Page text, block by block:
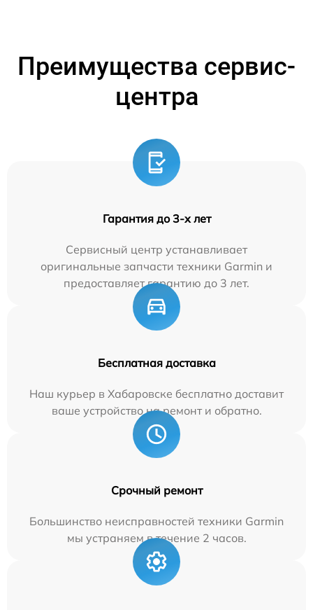
Преимущества сервис-
центра
Гарантия до 3-х лет
Сервисный центр устанавливает
оригинальные запчасти техники Garmin и
предоставляет гарантию до 3 лет.
Бесплатная доставка
Наш курьер в Хабаровске бесплатно доставит
ваше устройство на ремонт и обратно.
Срочный ремонт
Большинство неисправностей техники Garmin
мы устраняем в течение 2 часов.